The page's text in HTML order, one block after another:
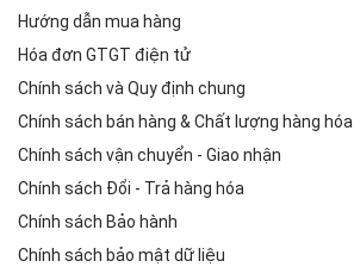
Hướng dẫn mua hàng
Hóa đơn GTGT điện tử
Chính sách và Quy định chung
Chính sách bán hàng & Chất lượng hàng hóa
Chính sách vận chuyển - Giao nhận
Chính sách Đổi - Trả hàng hóa
Chính sách Bảo hành
Chính sách bảo mật dữ liệu